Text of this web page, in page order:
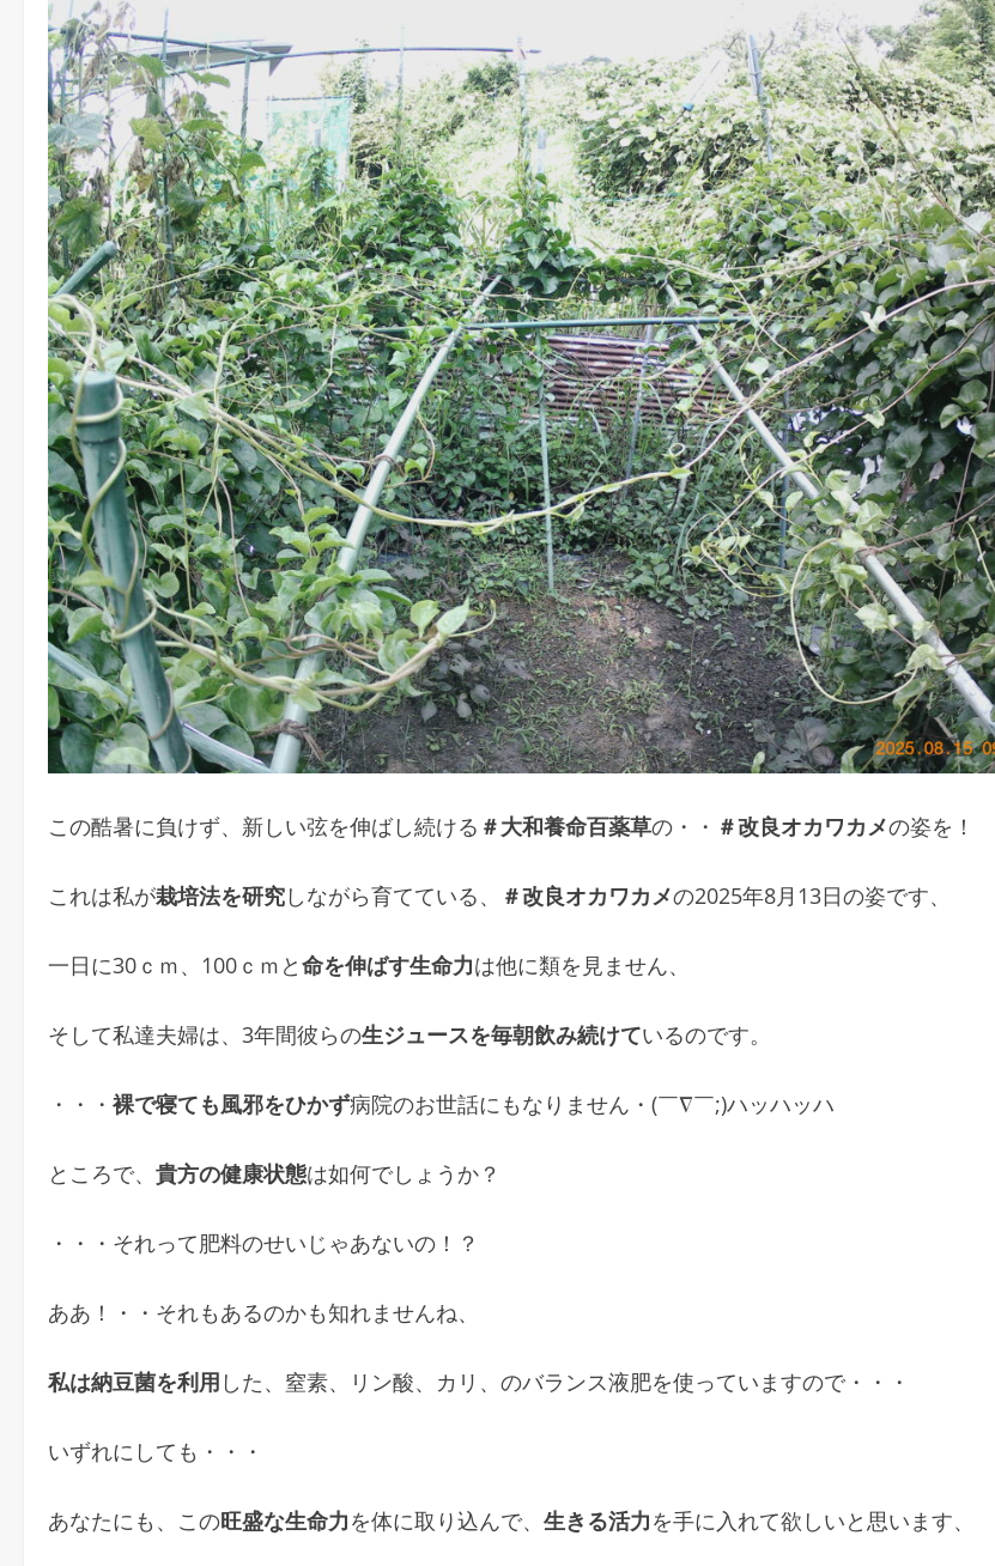
この酷暑に負けず、新しい弦を伸ばし続ける ＃大和養命百薬草の・・ ＃改良オカワカメの姿を！
これは私が栽培法を研究しながら育てている、 ＃改良オカワカメの2025年8月13日の姿です、
一日に30ｃｍ、100ｃｍと命を伸ばす生命力は他に類を見ません、
そして私達夫婦は、3年間彼らの生ジュースを毎朝飲み続けているのです。
・・・ 裸で寝ても風邪をひかず病院のお世話にもなりません・(￣∇￣;)ハッハッハ
ところで、 貴方の健康状態は如何でしょうか？
・・・それって肥料のせいじゃあないの！？
ああ！・・それもあるのかも知れませんね、
私は納豆菌を利用 した、窒素、リン酸、カリ、のバランス液肥を使っていますので・・・
いずれにしても・・・
あなたにも、この旺盛な生命力を体に取り込んで、 生きる活力を手に入れて欲しいと思います、